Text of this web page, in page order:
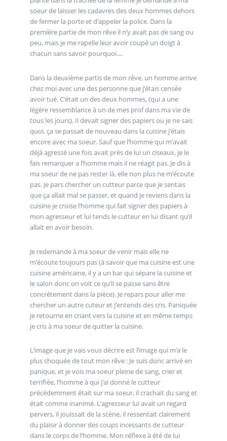
soeur de laisser les cadavres des deux hommes dehors
de fermer la porte et d’appeler la police. Dans la
première partie de mon rêve il n’y avait pas de sang ou
peu, mais je me rapelle leur avoir coupé un doigt à
chacun sans savoir pourquoi....
Dans la deuxième partis de mon rêve, un homme arrive
chez moi avec une des personne que j’étais censée
avoir tué. C’était un des deux hommes, (qui a une
légère ressemblance à un de mes prof dans ma vie de
tous les jours). Il devait signer des papiers ou je ne sais
quoi, ça se passait de nouveau dans la cuisine j’étais
encore avec ma soeur. Sauf que l’homme qui m’avait
déjà agressé une fois avait près de lui un ciseaux, je le
fais remarquer a l’homme mais il ne réagit pas. Je dis à
ma soeur de ne pas rester là, elle non plus ne m’écoute
pas. Je pars chercher un cutteur parce que je sentais
que ça allait mal se passer, et quand je reviens dans la
cuisine je croise l’homme qui fait signer des papiers à
mon agresseur et lui tends le cutteur en lui disant qu’il
allait en avoir besoin.
Je redemande à ma soeur de venir mais elle ne
m’écoute toujours pas (à savoir que ma cuisine est une
cuisine américaine, il y a un bar qui sépare la cuisine et
le salon donc on voit ce qu’il se passe sans être
concrétement dans la pièce). Je repars pour aller me
chercher un autre cuteur et j’entends des cris. Paniquée
je retourne en criant vers la cuisine et en même temps
je cris à ma soeur de quitter la cuisine.
L’image que je vais vous décrire est l’image qui m’a le
plus choquée de tout mon rêve : Je suis donc arrivé en
panique, et je vois ma soeur pleine de sang, crier et
terrifiée, l’homme à qui j’ai donné le cutteur
précédemment était sur ma soeur, il crachait du sang et
était comme inanimé. L’agresseur lui avait un regard
pervers, il jouissait de la scène, il ressentait clairement
du plaisir à donner des coups incessants de cutteur
dans le corps de l’homme. Mon réflexe à été de lui